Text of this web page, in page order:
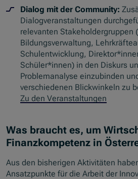
Dialog mit der Community:
Dialogveranstaltungen
relevanten Stakeholdergruppen
Bildungsverwaltung,
Schulentwicklung,
Schüler*innen) in den Diskurs
Problemanalyse einzubinden
verschiedenen Blickwinkeln zu
Zu den Veranstaltungen
Was braucht es, um
Finanzkompetenz in
Aus den bisherigen Aktivitäten
Ansatzpunkte für die Arbeit der